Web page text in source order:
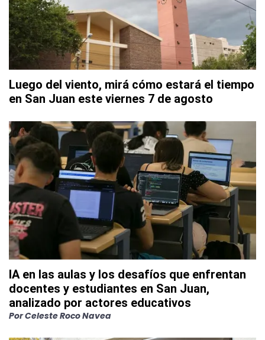
Luego del viento, mirá cómo estará el tiempo
en San Juan este viernes 7 de agosto
IA en las aulas y los desafíos que enfrentan
docentes y estudiantes en San Juan,
analizado por actores educativos
PorCeleste Roco Navea